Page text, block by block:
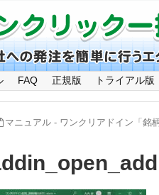
FAQ 正規版 トライアル版
マニュアル - ワンクリアドイン「銘